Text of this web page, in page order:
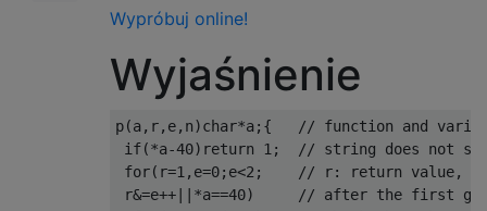
Wypróbuj online!
Wyjaśnienie
p(a, r, e, n)char*a;{
// function and
if(*a-40) return 1 ;
// string does not
for( r=1 , e=0; e<2 ;
// r: return value, e:
r&=e++||*a==40)
// after the first